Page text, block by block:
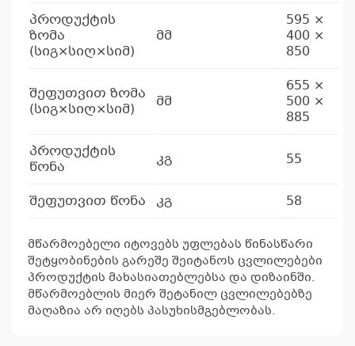
პროდუქტის
ზომა
(სიგ×სიღ×სიმ)
მმ
595 ×
400 ×
850
შეფუთვით ზომა
(სიგ×სიღ×სიმ)
მმ
655 ×
500 ×
885
პროდუქტის
წონა
კგ 55
შეფუთვით წონა კგ 58
მწარმოებელი იტოვებს უფლებას წინასწარი
შეტყობინების გარეშე შეიტანოს ცვლილებები
პროდუქტის მახასიათებლებსა და დიზაინში.
მწარმოებლის მიერ შეტანილ ცვლილებებზე
მაღაზია არ იღებს პასუხისმგებლობას.